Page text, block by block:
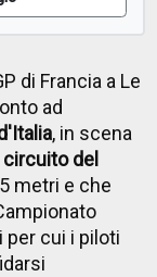
di Francia a Le
ad
, in scena
del
metri e che
per cui i piloti